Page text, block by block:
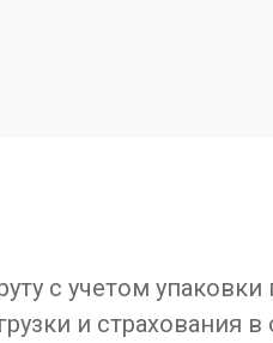
с учетом упаковки
и страхования